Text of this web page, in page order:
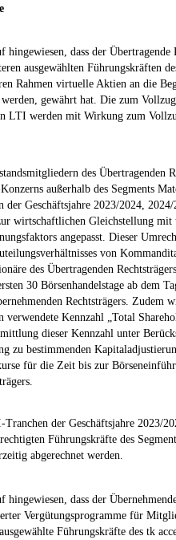
dass der Übertragende
ausgewählten Führungskräften
Rahmen virtuelle Aktien an die
werden, gewährt hat. Die zum
LTI werden mit Wirkung zum
des Übertragenden
außerhalb des Segments
der Geschäftsjahre 2023/2024,
wirtschaftlichen Gleichstellung mit
angepasst. Dieser
von
des Übertragenden
30 Börsenhandelstage ab dem
Rechtsträgers. Zudem
Kennzahl „Total
dieser Kennzahl unter
zu bestimmenden
für die Zeit bis zur
der Geschäftsjahre 2023/
Führungskräfte des
abgerechnet werden.
dass der
Vergütungsprogramme für
Führungskräfte des tk